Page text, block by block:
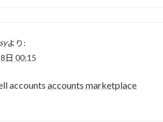
より:
日 00:15
accounts accounts marketplace